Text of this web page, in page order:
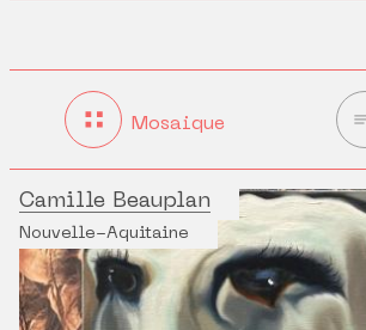
Mosaique
Camille Beauplan
Nouvelle-Aquitaine